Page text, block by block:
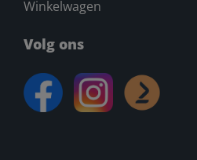
Winkelwagen
Volg ons